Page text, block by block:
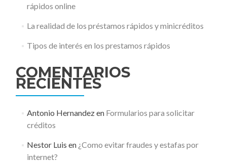
rápidos online
La realidad de los préstamos rápidos y minicréditos
Tipos de interés en los prestamos rápidos
COMENTARIOS
RECIENTES
Antonio Hernandezen Formularios para solicitar
créditos
Nestor Luis en ¿Como evitar fraudes y estafas por
internet?